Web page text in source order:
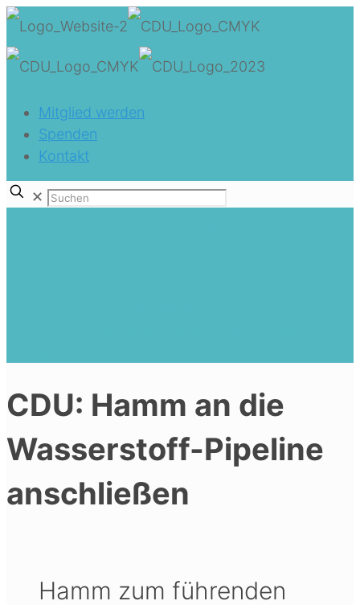
Mitglied werden
Spenden
Kontakt
✕
CDU: Hamm an die
Wasserstoff-Pipeline
anschließen
Hamm zum führenden